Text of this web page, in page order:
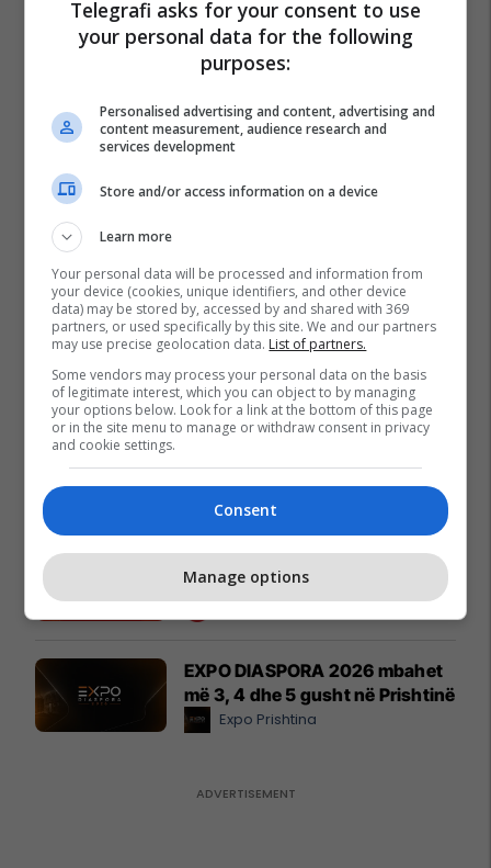
Promo
Këtë herë me kartelë
gërvishtëse plotësisht digjitale
instant!Meridian
tuaja të preferuara Peugeot
IPKO vazhdon partneritetin me
Sunny Hill Festival 2026
IPKO
EXPO DIASPORA 2026 mbahet
më 3, 4 dhe 5 gusht në Prishtinë
Expo Prishtina
Telegrafi asks for your consent to use
your personal data for the following
purposes:
Personalised advertising and content, advertising and
content measurement, audience research and
services development
Store and/or access information on a device
Learn more
Your personal data will be processed and information from
your device (cookies, unique identifiers, and other device
data) may be stored by, accessed by and shared with 369
partners, or used specifically by this site. We and our partners
may use precise geolocation data. List of partners.
Some vendors may process your personal data on the basis
of legitimate interest, which you can object to by managing
your options below. Look for a link at the bottom of this page
or in the site menu to manage or withdraw consent in privacy
and cookie settings.
Consent
Manage options